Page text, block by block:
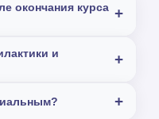
окончания курса
и